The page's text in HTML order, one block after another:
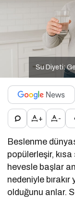
Su Diyeti:
+ -
Beslenme
popülerleşir,
hevesle başlar
nedeniyle
olduğunu anlar.